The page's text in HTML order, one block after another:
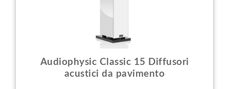
Audiophysic Classic 15 Diffusori
acustici da pavimento